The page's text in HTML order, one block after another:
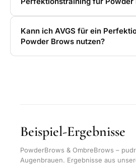
Kann ich AVGS für ein
Powder Brows nutzen?
Beispiel-Ergebnisse
PowderBrows & OmbreBrows –
Augenbrauen. Ergebnisse aus